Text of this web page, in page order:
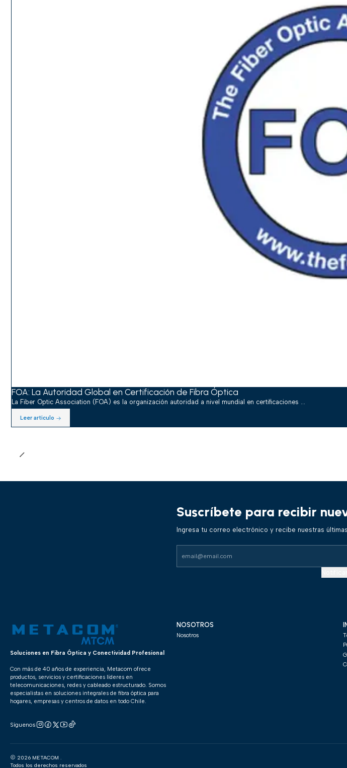
FOA: La Autoridad Global en Certificación de Fibra Óptica
La Fiber Optic Association (FOA) es la organización autoridad a nivel mundial en certificaciones ...
Leer artículo
Suscríbete para recibir
Ingresa tu correo electrónico y recibe nuestras
Soluciones en Fibra Óptica y Conectividad Profesional
Con más de 40 años de experiencia, Metacom ofrece
productos, servicios y certificaciones líderes en
telecomunicaciones, redes y cableado estructurado. Somos
especialistas en soluciones integrales de fibra óptica para
hogares, empresas y centros de datos en todo Chile.
Síguenos
NOSOTROS
Nosotros
2026 METACOM .
Todos los derechos reservados